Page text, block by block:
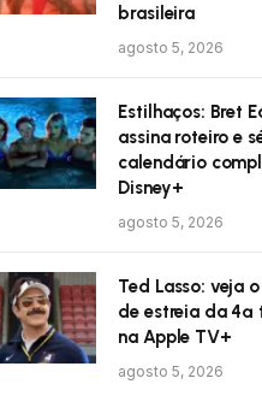
brasileira
agosto 5, 2026
Estilhaços: Bret
assina roteiro e
calendário
Disney+
agosto 5, 2026
Ted Lasso: veja
de estreia da 4ª
na Apple TV+
agosto 5, 2026